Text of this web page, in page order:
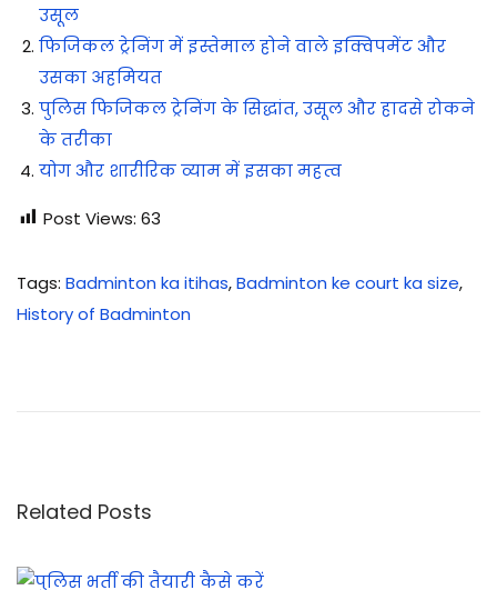
उसूल
फिजिकल ट्रेनिंग में इस्तेमाल होने वाले इक्विपमेंट और
उसका अहमियत
पुलिस फिजिकल ट्रेनिंग के सिद्धांत, उसूल और हादसे रोकने
के तरीका
योग और शारीरिक व्याम में इसका महत्व
Post Views: 63
Tags: Badminton ka itihas,Badminton ke court ka size,
History of Badminton
बा
8
Related Posts